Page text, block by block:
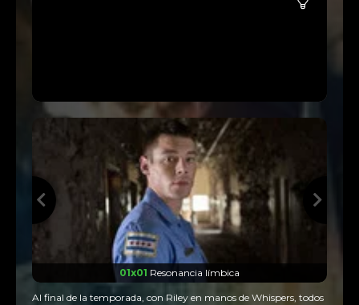
01x01 Resonancia límbica
Al final de la temporada, con Riley en manos de Whispers, todos